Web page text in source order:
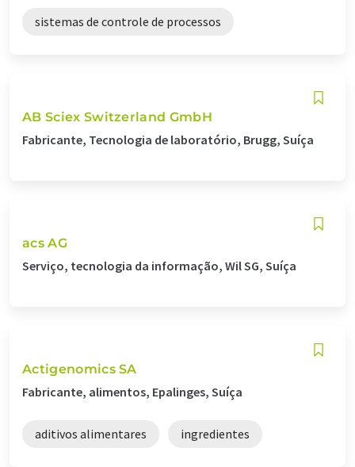
sistemas de controle de processos
AB Sciex Switzerland GmbH
Fabricante, Tecnologia de laboratório, Brugg, Suíça
acs AG
Serviço, tecnologia da informação, Wil SG, Suíça
Actigenomics SA
Fabricante, alimentos, Epalinges, Suíça
aditivos alimentares ingredientes